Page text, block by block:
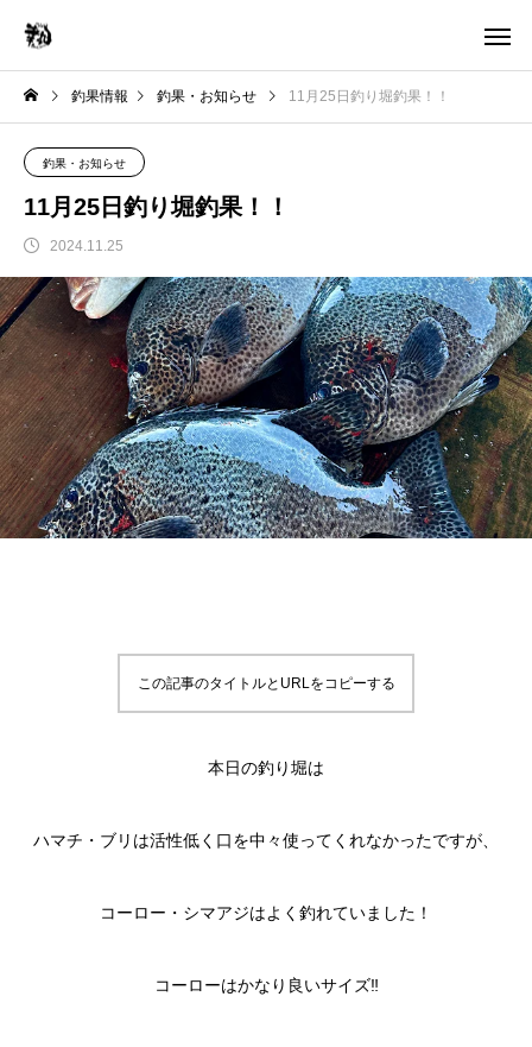
釣果情報 釣果・お知らせ 11月25日釣り堀釣果！！
釣果・お知らせ
11月25日釣り堀釣果！！
2024.11.25
この記事のタイトルとURLをコピーする
本日の釣り堀は
ハマチ・ブリは活性低く口を中々使ってくれなかったですが、
コーロー・シマアジはよく釣れていました！
コーローはかなり良いサイズ‼️